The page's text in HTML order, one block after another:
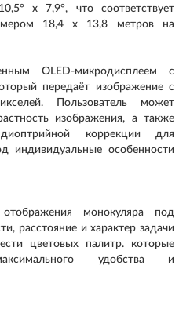
x 7,9°, что соответствует
18,4 x 13,8 метров на
OLED-микродисплеем с
передаёт изображение с
Пользователь может
изображения, а также
коррекции для
индивидуальные особенности
монокуляра под
расстояние и характер задачи
цветовых палитр. которые
удобства и